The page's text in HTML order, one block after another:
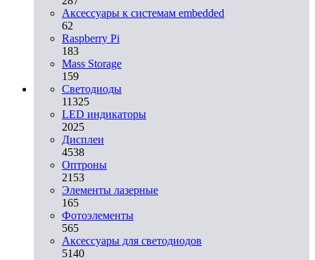
Аксессуары к системам embedded
62
Raspberry Pi
183
Mass Storage
159
Светодиоды
11325
LED индикаторы
2025
Дисплеи
4538
Оптроны
2153
Элементы лазерные
165
Фотоэлементы
565
Аксессуары для светодиодов
5140